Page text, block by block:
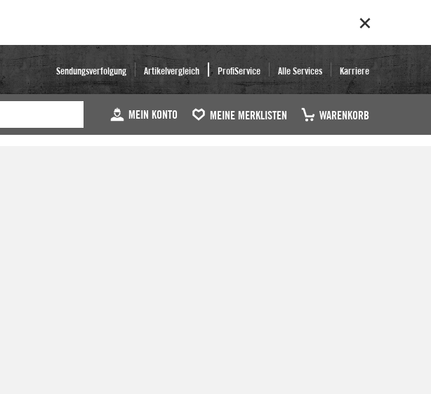
Sendungsverfolgung Artikelvergleich ProfiService Alle Services Karriere
MEIN KONTO MEINE MERKLISTEN WARENKORB